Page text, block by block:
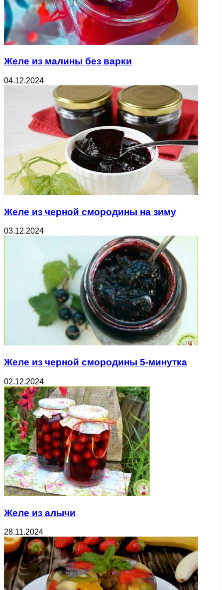
Желе из малины без варки
04.12.2024
Желе из черной смородины на зиму
03.12.2024
Желе из черной смородины 5-минутка
02.12.2024
Желе из алычи
28.11.2024